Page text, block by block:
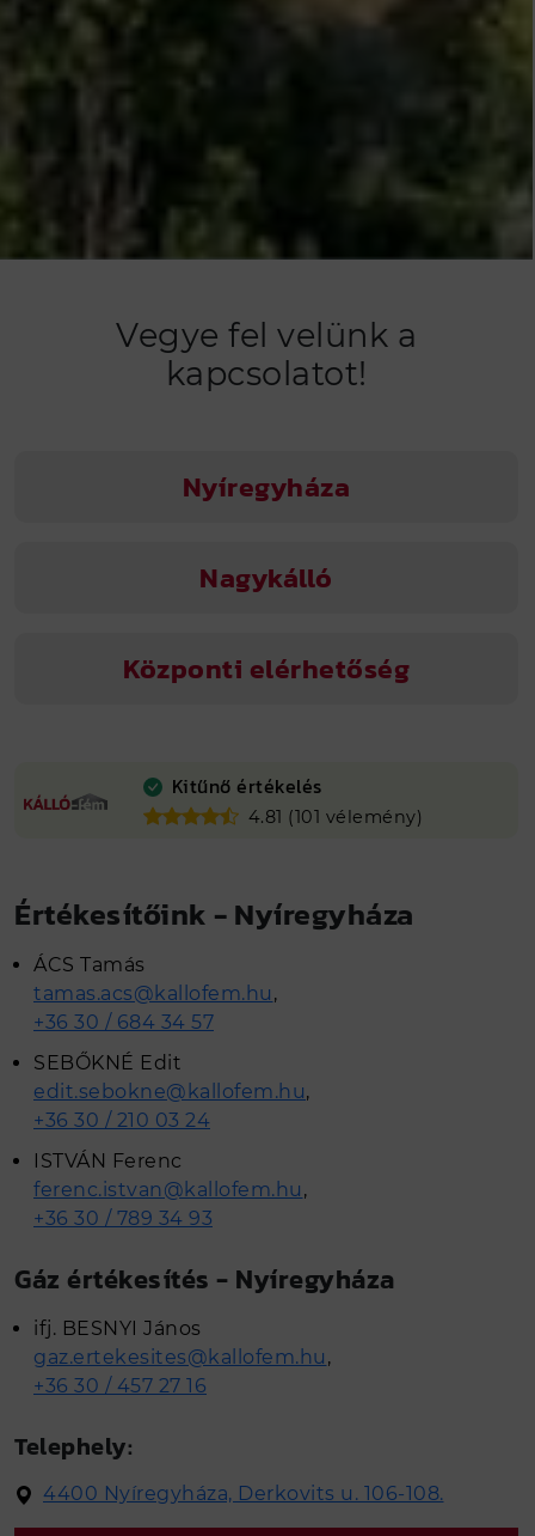
Vegye fel velünk a
kapcsolatot!
Nyíregyháza
Nagykálló
Központi elérhetőség
Kitűnő értékelés
4.81 (101 vélemény)
Értékesítőink - Nyíregyháza
ÁCS Tamás
tamas.acs@kallofem.hu ,
+36 30 / 684 34 57
SEBŐKNÉ Edit
edit.sebokne@kallofem.hu,
+36 30 / 210 03 24
ISTVÁN Ferenc
ferenc.istvan@kallofem.hu ,
+36 30 / 789 34 93
Gáz értékesítés - Nyíregyháza
ifj. BESNYI János
gaz.ertekesites@kallofem.hu ,
+36 30 / 457 27 16
Telephely:
4400 Nyíregyháza, Derkovits u. 106-108.